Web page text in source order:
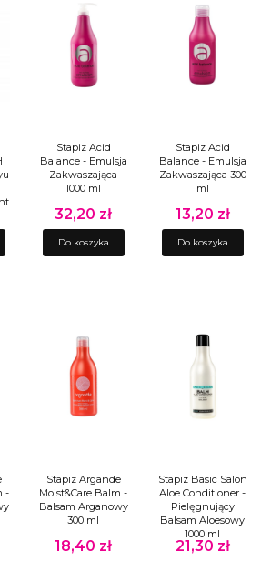
Stapiz Acid
Balance - Emulsja
Zakwaszająca
1000 ml
Cena
32,20 zł
Do koszyka
Stapiz Acid
Balance - Emulsja
Zakwaszająca 300
ml
Cena
13,20 zł
Do koszyka
-
Stapiz Argande
Moist&Care Balm -
Balsam Arganowy
300 ml
Cena
18,40 zł
Stapiz Basic Salon
Aloe Conditioner -
Pielęgnujący
Balsam Aloesowy
1000 ml
Cena
21,30 zł